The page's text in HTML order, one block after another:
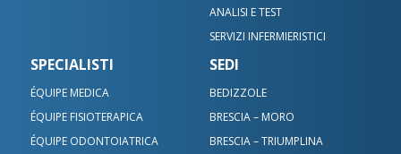
ANALISI E TEST
SERVIZI INFERMIERISTICI
SPECIALISTI
ÉQUIPE MEDICA
ÉQUIPE FISIOTERAPICA
ÉQUIPE ODONTOIATRICA
SEDI
BEDIZZOLE
BRESCIA – MORO
BRESCIA – TRIUMPLINA